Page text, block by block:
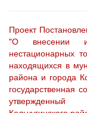
Проект
"О внесении
нестационарных
находящихся в
района и города
государственная